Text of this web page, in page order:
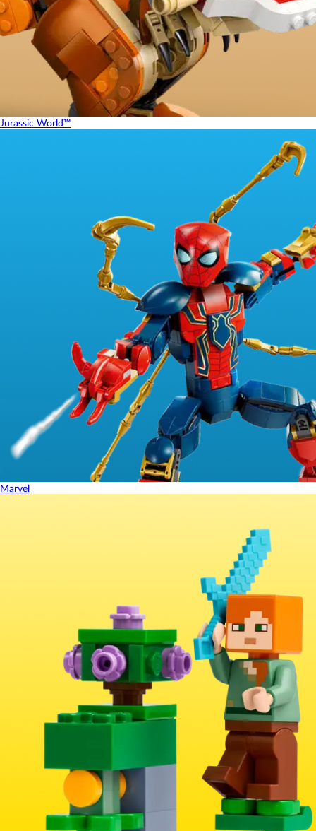
Jurassic World™
Marvel